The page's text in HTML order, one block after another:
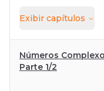
Exibir capítulos
Números
Parte 1/2